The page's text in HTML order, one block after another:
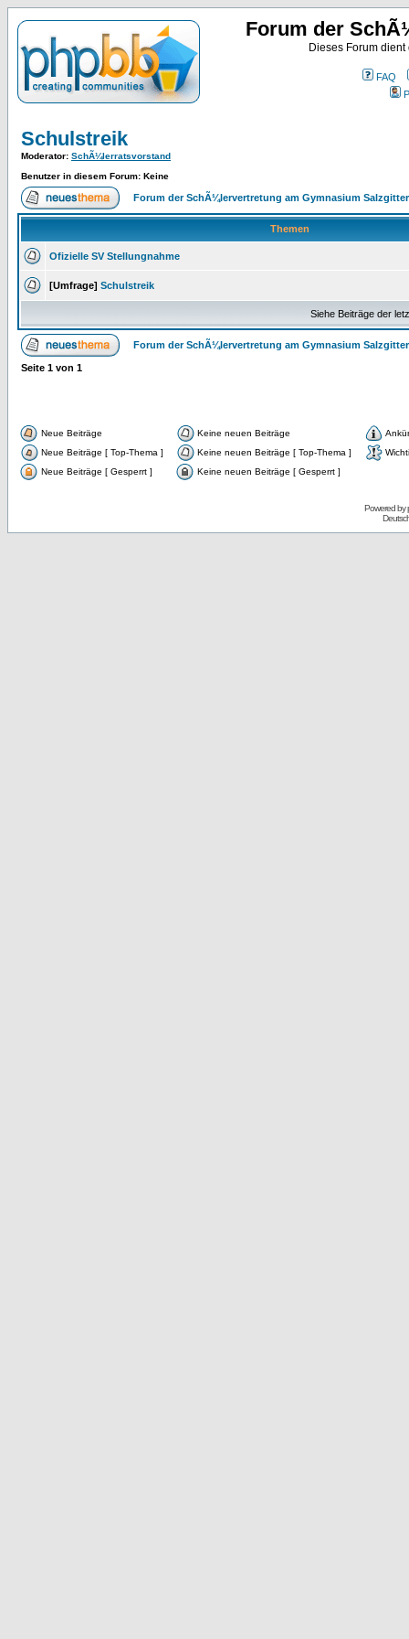
Forum der
Dieses Forum
FAQ
Schulstreik
Moderator: SchÃ¼lerratsvorstand
Benutzer in diesem Forum: Keine
Forum der SchÃ¼lervertretung am Gymnasium
Themen
Ofizielle SV Stellungnahme
[Umfrage] Schulstreik
Siehe Beiträge der
Forum der SchÃ¼lervertretung am Gymnasium
Seite 1 von 1
Neue Beiträge Keine neuen Beiträge
Neue Beiträge [ Top-Thema ]
Keine neuen Beiträge [ Top-Thema ]
Neue Beiträge [ Gesperrt ]
Keine neuen Beiträge [ Gesperrt ]
Powered by